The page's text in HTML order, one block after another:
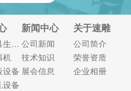
入门级产品配置，而
且四边锯支持根据不
同企业的加工类型进
行定制，旨在解决木
门的裁切问题，满足
不同加工需求。 木门
板式家具生产线
机
设备
设备
新闻中心
公司新闻
技术知识
展会信息
关于速雕
公司简介
荣誉资质
企业相册